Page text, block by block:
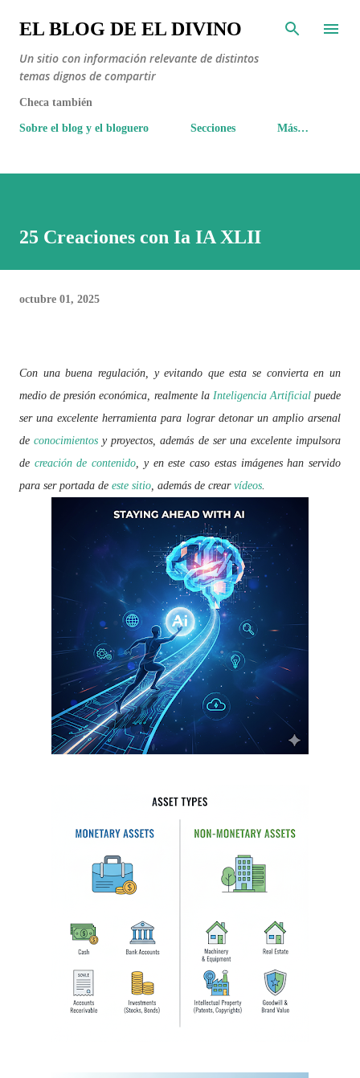
Ir al contenido principal
EL BLOG DE EL DIVINO
Un sitio con información relevante de distintos
temas dignos de compartir
Checa también
Sobre el blog y el bloguero Secciones Más…
25 Creaciones con Ia IA XLII
octubre 01, 2025
Con una buena regulación, y evitando que esta se convierta en un
medio de presión económica, realmente la Inteligencia Artificialpuede
ser una excelente herramienta para lograr detonar un amplio arsenal
deconocimientos y proyectos, además de ser una excelente impulsora
de creación de contenido, y en este caso estas imágenes han servido
para ser portada de este sitio, además de crear vídeos.